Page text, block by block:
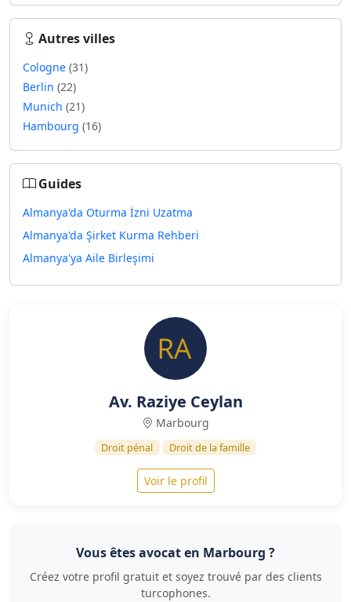
Autres villes
Cologne (31)
Berlin (22)
Munich (21)
Hambourg (16)
Guides
Almanya'da Oturma İzni Uzatma
Almanya'da Şirket Kurma Rehberi
Almanya'ya Aile Birleşimi
Av. Raziye Ceylan
Marbourg
Droit pénal Droit de la famille
Voir le profil
Vous êtes avocat en Marbourg ?
Créez votre profil gratuit et soyez trouvé par des clients
turcophones.